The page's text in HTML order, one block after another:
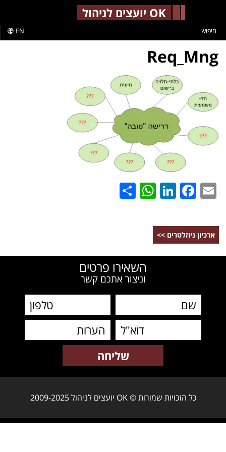
OK יועצים לניהול
EN חיפוש
Req_Mng
Email
Facebook
LinkedIn
WhatsApp
ארכיון ניוזלטרים >>
השאירו פרטים
וניצור אתכם קשר
כל הזכויות שמורות © OK יועצים לניהול 2009-2025